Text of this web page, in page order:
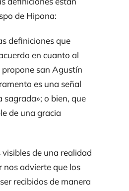
de Hipona:
definiciones que
en cuanto al
san Agustín
es una señal
sagrada»; o bien, que
de una gracia
de una realidad
advierte que los
recibidos de manera